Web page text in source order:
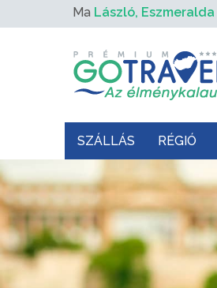
Ma László, Eszmeralda
SZÁLLÁS RÉGIÓ